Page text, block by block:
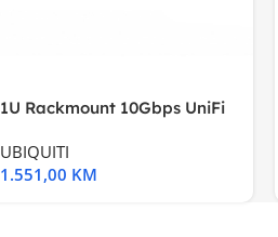
1U Rackmount 10Gbps UniFi
UBIQUITI
1.551,00 KM